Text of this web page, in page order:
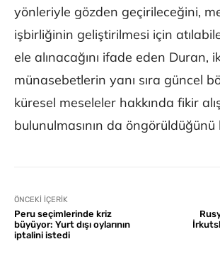
yönleriyle gözden geçirileceğini,
işbirliğinin geliştirilmesi için
ele alınacağını ifade eden Duran,
münasebetlerin yanı sıra güncel
küresel meseleler hakkında fikir
bulunulmasının da
ÖNCEKI İÇERIK
Peru seçimlerinde kriz
büyüyor: Yurt dışı oylarının
iptalini istedi